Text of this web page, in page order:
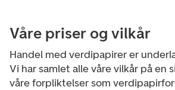
Våre priser og vilkår
Handel med verdipapirer er
Vi har samlet alle våre vilkår på en
våre forpliktelser som